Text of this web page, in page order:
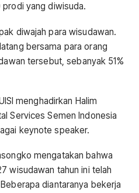
prodi yang diwisuda.
diwajah para wisudawan.
bersama para orang
tersebut, sebanyak 51%
menghadirkan Halim
Services Semen Indonesia
keynote speaker.
mengatakan bahwa
wisudawan tahun ini telah
diantaranya bekerja